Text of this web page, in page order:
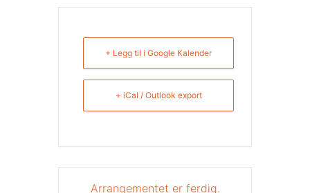
+ Legg til i Google Kalender
+ iCal / Outlook export
Arrangementet er ferdig.